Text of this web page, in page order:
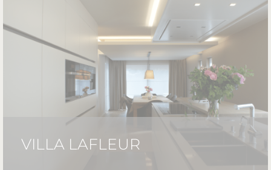
VILLA LAFLEUR